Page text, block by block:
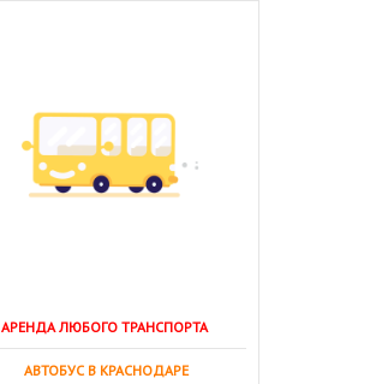
АРЕНДА ЛЮБОГО ТРАНСПОРТА
АВТОБУС В КРАСНОДАРЕ